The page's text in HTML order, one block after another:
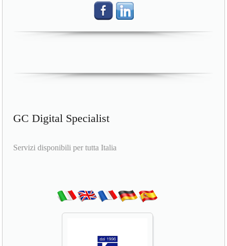
GC Digital Specialist
Servizi disponibili per tutta Italia